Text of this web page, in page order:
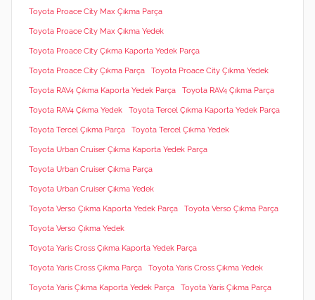
Toyota Proace City Max Çıkma Parça
Toyota Proace City Max Çıkma Yedek
Toyota Proace City Çıkma Kaporta Yedek Parça
Toyota Proace City Çıkma Parça Toyota Proace City Çıkma Yedek
Toyota RAV4 Çıkma Kaporta Yedek Parça Toyota RAV4 Çıkma Parça
Toyota RAV4 Çıkma Yedek Toyota Tercel Çıkma Kaporta Yedek Parça
Toyota Tercel Çıkma Parça Toyota Tercel Çıkma Yedek
Toyota Urban Cruiser Çıkma Kaporta Yedek Parça
Toyota Urban Cruiser Çıkma Parça
Toyota Urban Cruiser Çıkma Yedek
Toyota Verso Çıkma Kaporta Yedek Parça Toyota Verso Çıkma Parça
Toyota Verso Çıkma Yedek
Toyota Yaris Cross Çıkma Kaporta Yedek Parça
Toyota Yaris Cross Çıkma Parça Toyota Yaris Cross Çıkma Yedek
Toyota Yaris Çıkma Kaporta Yedek Parça Toyota Yaris Çıkma Parça